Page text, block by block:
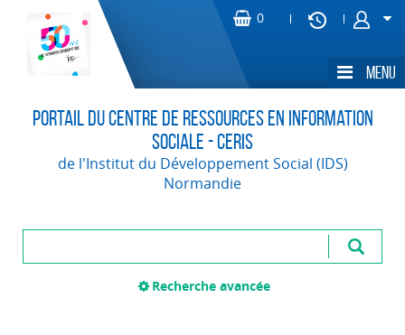
Portail du Centre de Ressources en Information
Sociale - CERIS
de l'Institut du Développement Social (IDS)
Normandie
Recherche avancée